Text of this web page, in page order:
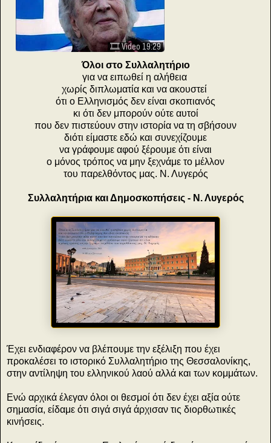
🎞️ Video 19:29
Όλοι στο Συλλαλητήριο
για να ειπωθεί η αλήθεια
χωρίς διπλωματία και να ακουστεί
ότι ο Ελληνισμός δεν είναι σκοπιανός
κι ότι δεν μπορούν ούτε αυτοί
που δεν πιστεύουν στην ιστορία να τη σβήσουν
διότι είμαστε εδώ και συνεχίζουμε
να γράφουμε αφού ξέρουμε ότι είναι
ο μόνος τρόπος να μην ξεχνάμε το μέλλον
του παρελθόντος μας. Ν. Λυγερός
Συλλαλητήρια και Δημοσκοπήσεις - Ν. Λυγερός
Έχει ενδιαφέρον να βλέπουμε την εξέλιξη που έχει
προκαλέσει το ιστορικό Συλλαλητήριο της Θεσσαλονίκης,
στην αντίληψη του ελληνικού λαού αλλά και των κομμάτων.
Ενώ αρχικά έλεγαν όλοι οι θεσμοί ότι δεν έχει αξία ούτε
σημασία, είδαμε ότι σιγά σιγά άρχισαν τις διορθωτικές
κινήσεις.